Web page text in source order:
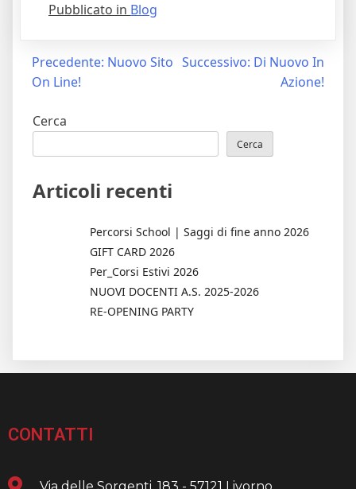
Pubblicato in Blog
Navigazione
Precedente: Nuovo Sito
On Line!
Successivo: Di Nuovo In
Azione!
Cerca
Cerca
Articoli recenti
Percorsi School | Saggi di fine anno 2026
GIFT CARD 2026
Per_Corsi Estivi 2026
NUOVI DOCENTI A.S. 2025-2026
RE-OPENING PARTY
CONTATTI